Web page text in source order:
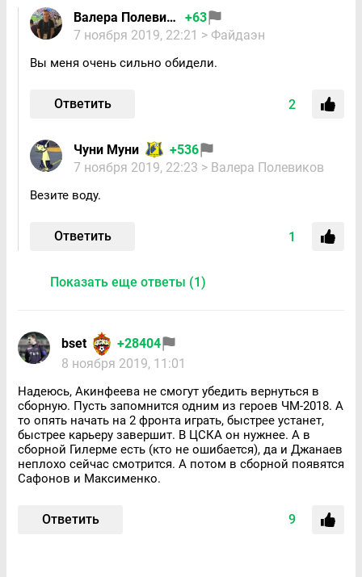
Валера Полевиков
+63
7 ноября 2019, 22:21 > Файдаэн
Вы меня очень сильно обидели.
Ответить 2
Чуни Муни
+536
7 ноября 2019, 22:23 > Валера Полевиков
Везите воду.
Ответить 1
Показать еще ответы (1)
bset
+28404
8 ноября 2019, 11:01
Надеюсь, Акинфеева не смогут убедить вернуться в
сборную. Пусть запомнится одним из героев ЧМ-2018. А
то опять начать на 2 фронта играть, быстрее устанет,
быстрее карьеру завершит. В ЦСКА он нужнее. А в
сборной Гилерме есть (кто не ошибается), да и Джанаев
неплохо сейчас смотрится. А потом в сборной появятся
Сафонов и Максименко.
Ответить 9